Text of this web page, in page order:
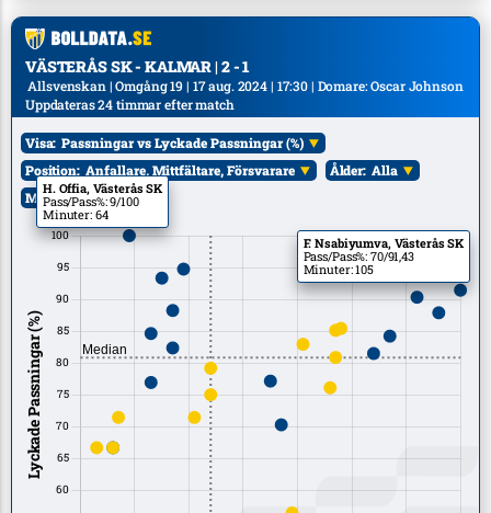
VÄSTERÅS SK - KALMAR | 2 - 1
Allsvenskan | Omgång 19 | 17 aug. 2024 | 17:30 | Domare: Oscar Johnson
Uppdateras 24 timmar efter match
Visa: Passningar vs Lyckade Passningar (%)
Position: Anfallare, Mittfältare, Försvarare Ålder: Alla
Mål: Alla
H. Offia, Västerås SK
Pass/Pass%: 9/100
Minuter: 64
F. Nsabiyumva, Västerås SK
Pass/Pass%: 70/91,43
Minuter: 105